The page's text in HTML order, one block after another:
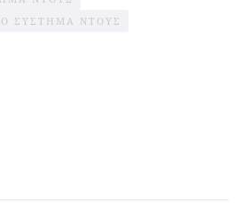
ΣΎΣΤΗΜΑ ΝΤΟΥΣ